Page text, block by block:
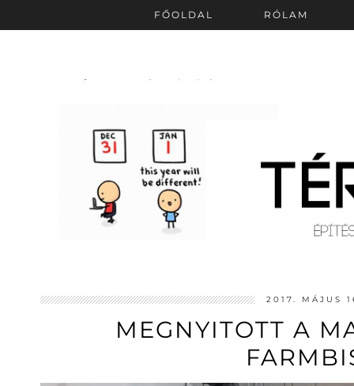
FŐOLDAL RÓLAM
2017. MÁJUS
MEGNYITOTT A